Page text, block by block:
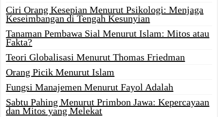
Ciri Orang Kesepian Menurut Psikologi: Menjaga
Keseimbangan di Tengah Kesunyian
Tanaman Pembawa Sial Menurut Islam: Mitos atau
Fakta?
Teori Globalisasi Menurut Thomas Friedman
Orang Picik Menurut Islam
Fungsi Manajemen Menurut Fayol Adalah
Sabtu Pahing Menurut Primbon Jawa: Kepercayaan
dan Mitos yang Melekat